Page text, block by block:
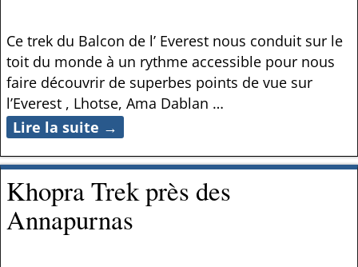
Ce trek du Balcon de l’ Everest nous conduit sur le
toit du monde à un rythme accessible pour nous
faire découvrir de superbes points de vue sur
l’Everest , Lhotse, Ama Dablan …
Lire la suite →
Khopra Trek près des
Annapurnas